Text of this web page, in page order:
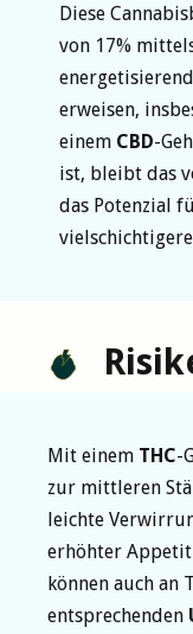
Diese
von 17%
erweisen,
einem CBD-
ist, bleibt das
das Potenzial
Mit einem THC-
zur mittleren
leichte
erhöhter
können auch an
entsprechenden